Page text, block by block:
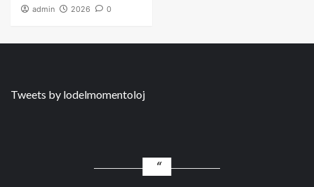
admin 2026 0
Tweets by lodelmomentoloj